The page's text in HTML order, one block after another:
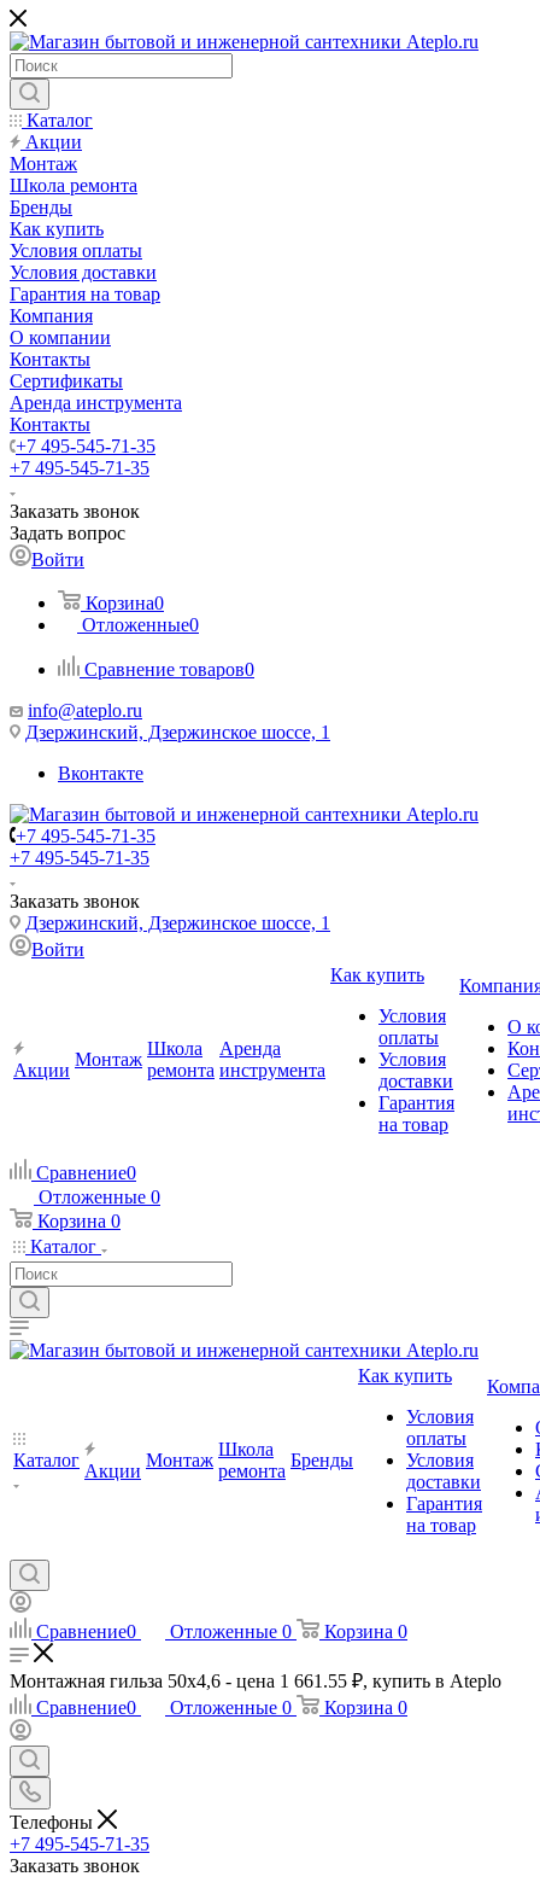
Каталог
Акции
Монтаж
Школа ремонта
Бренды
Как купить
Условия оплаты
Условия доставки
Гарантия на товар
Компания
О компании
Контакты
Сертификаты
Аренда инструмента
Контакты
+7 495-545-71-35
+7 495-545-71-35
Заказать звонок
Задать вопрос
Войти
Корзина0
Отложенные0
Сравнение товаров0
info@ateplo.ru
Дзержинский, Дзержинское шоссе, 1
Вконтакте
+7 495-545-71-35
+7 495-545-71-35
Заказать звонок
Дзержинский, Дзержинское шоссе, 1
Войти
Акции
Монтаж
Школа
ремонта
Аренда
инструмента
Как купить
Условия
оплаты
Условия
доставки
Гарантия
на товар
О
Сравнение0
Отложенные 0
Корзина 0
Каталог
Каталог
Акции
Монтаж
Школа
ремонта
Бренды
Как купить
Условия
оплаты
Условия
доставки
Гарантия
на товар
Сравнение0 Отложенные 0 Корзина 0
Монтажная гильза 50х4,6 - цена 1 661.55 ₽, купить в Ateplo
Сравнение0 Отложенные 0 Корзина 0
Телефоны
+7 495-545-71-35
Заказать звонок